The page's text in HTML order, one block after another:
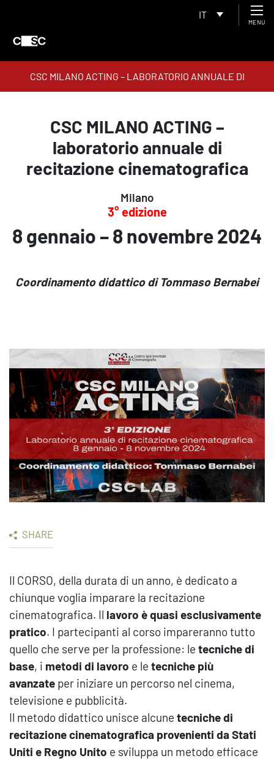
IT
MENU
CSC MILANO ACTING – LABORATORIO ANNUALE DI
RECITAZIONE CINEMATOGRAFICA
CSC MILANO ACTING –
laboratorio annuale di
recitazione cinematografica
Milano
3° edizione
8 gennaio – 8 novembre 2024
Coordinamento didattico di Tommaso Bernabei
SHARE
Il CORSO, della durata di un anno, è dedicato a
chiunque voglia imparare la recitazione
cinematografica. Il lavoro è quasi esclusivamente
pratico. I partecipanti al corso impareranno tutto
quello che serve per la professione: le tecniche di
base, i metodi di lavoro e le tecniche più
avanzate per iniziare un percorso nel cinema,
televisione e pubblicità.
Il metodo didattico unisce alcune tecniche di
recitazione cinematografica provenienti da Stati
Uniti e Regno Unito e sviluppa un metodo efficace